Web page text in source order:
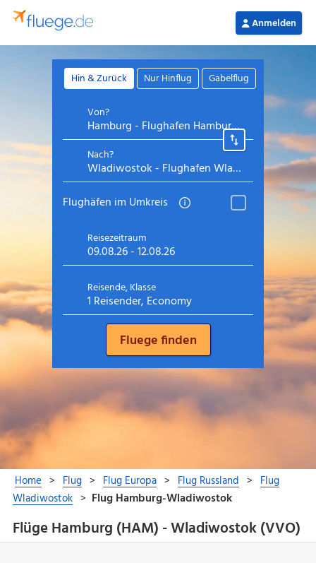
Flüge Hamburg (HAM) - Wladiwostok (VVO)